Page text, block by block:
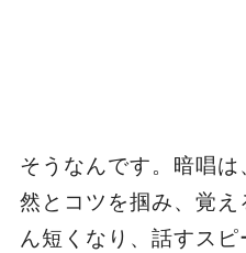
そうなんです。暗唱
然とコツを掴み、覚
ん短くなり、話すス